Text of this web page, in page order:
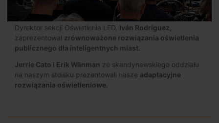
Dyrektor sekcji Oświetlenia LED, Iván Rodríguez,
zaprezentował zrównoważone rozwiązania oświetlenia
publicznego dla inteligentnych miast.
Jerrie Cato i Erik Wänman ze skandynawskiego oddziału
na naszym stoisku prezentowali nasze adaptacyjne
rozwiązania oświetleniowe.